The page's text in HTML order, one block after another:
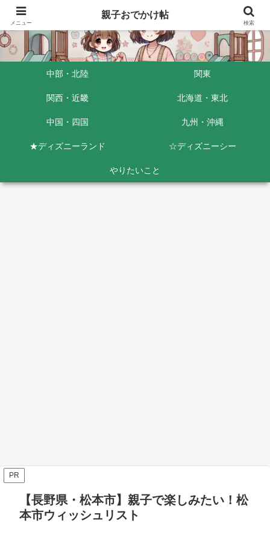
中部・北陸 関東
関西・近畿 北海道・東北
中国・四国 九州・沖縄
★ディズニーランド ☆ディズニーシー
やりたいこと
PR
【長野県・松本市】親子で楽しみたい！松
本市ウィッシュリスト
メニュー
親子おでかけ帖
検索